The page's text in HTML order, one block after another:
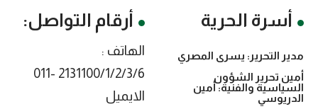
أسرة الحرية
مدير التحرير: يسرى المصري
أمين تحرير الشؤون
السياسية والفنية: أمين
الدريوسي
أرقام التواصل:
الهاتف :
2131100/1/2/3/6 -011
الايميل